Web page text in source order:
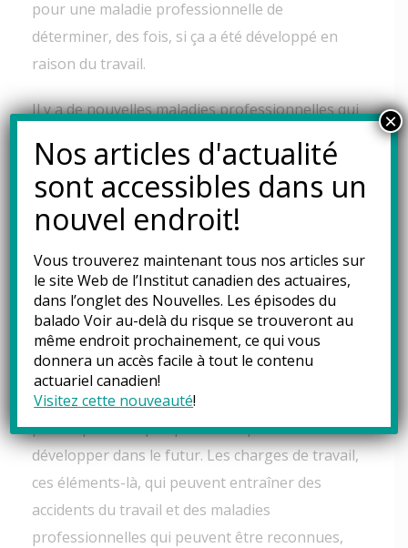
pour une maladie professionnelle de
déterminer, des fois, si ça a été développé en
raison du travail.
Il y a de nouvelles maladies professionnelles qui
ont été ajoutées à la liste des maladies qui sont
reconnues d’office. Mais c’est sûr que le
travailleur peut toujours essayer de prouver
que sa maladie est en lien avec son travail. Mais
On voit également se développer des thèmes de
la santé psychologique et les risques
psychosociaux, mais il n’y a pas encore
beaucoup de maladies ou d’accidents de travail
qui sont acceptés par rapport à ça. Mais je
pense que c’est quelque chose qui va se
développer dans le futur. Les charges de travail,
ces éléments-là, qui peuvent entraîner des
accidents du travail et des maladies
professionnelles qui peuvent être reconnues,
Nos articles d'actualité
sont accessibles dans un
nouvel endroit!
Vous trouverez maintenant tous nos articles sur
le site Web de l’Institut canadien des actuaires,
dans l’onglet des Nouvelles. Les épisodes du
balado Voir au-delà du risque se trouveront au
même endroit prochainement, ce qui vous
donnera un accès facile à tout le contenu
actuariel canadien!
Visitez cette nouveauté!
×